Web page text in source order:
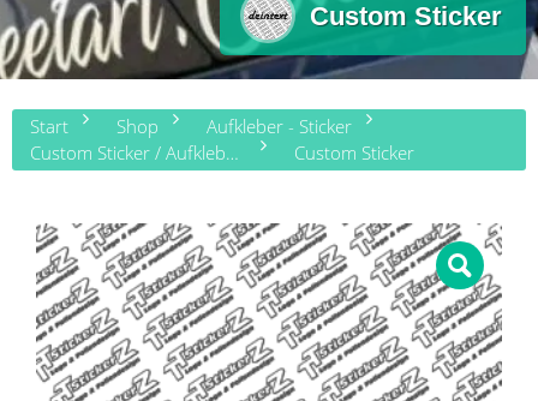
Custom Sticker
Start Shop
Aufkleber - Sticker
Custom Sticker / Aufkleber gestalten
Custom Sticker